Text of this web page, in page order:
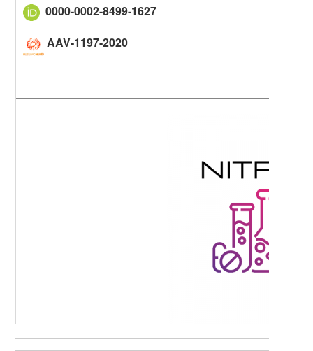
0000-0002-8499-1627
AAV-1197-2020